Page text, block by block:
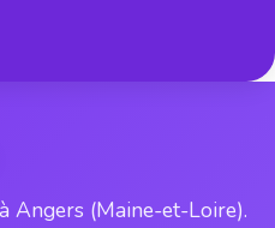
Angers (Maine-et-Loire).